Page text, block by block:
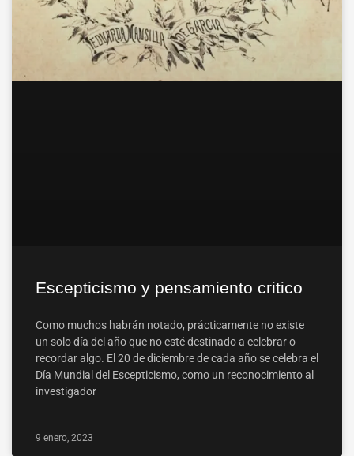
Escepticismo y pensamiento critico
Como muchos habrán notado, prácticamente no existe
un solo día del año que no esté destinado a celebrar o
recordar algo. El 20 de diciembre de cada año se celebra el
Día Mundial del Escepticismo, como un reconocimiento al
investigador
9 enero, 2023